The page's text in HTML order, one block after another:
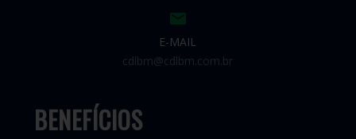
E-MAIL
cdlbm@cdlbm.com.br
BENEFÍCIOS